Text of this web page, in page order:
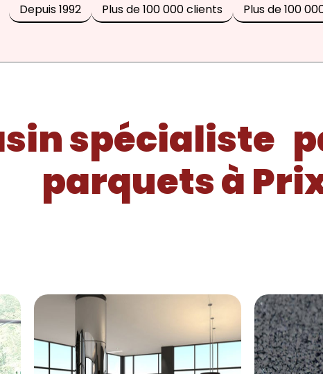
Depuis1992 Plus de 100 000 clients Plus de 100
spécialiste
parquets à